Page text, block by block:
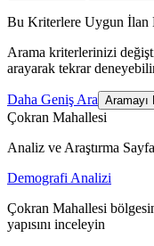
Bu Kriterlere Uygun İlan
Arama kriterlerinizi
arayarak tekrar
Daha Geniş Ara Aramayı
Çokran Mahallesi
Analiz ve Araştırma
Demografi Analizi
Çokran Mahallesi
yapısını inceleyin